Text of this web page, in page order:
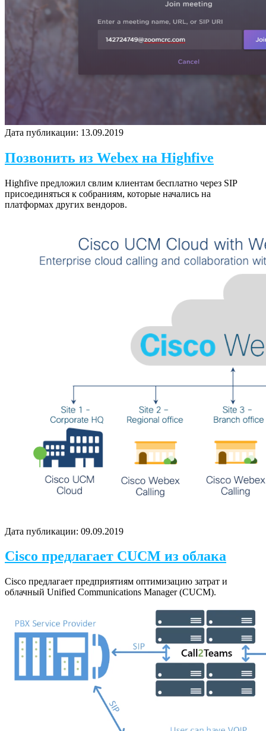
Дата публикации: 13.09.2019
Позвонить из Webex на Highfive
Highfive предложил свлим клиентам бесплатно через SIP
присоединяться к собраниям, которые начались на
платформах других вендоров.
Дата публикации: 09.09.2019
Cisco предлагает CUCM из облака
Cisco предлагает предприятиям оптимизацию затрат и
облачный Unified Communications Manager (CUCM).